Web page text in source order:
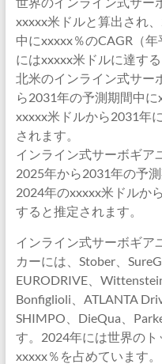
xxxxx米ドルと算出され
中にxxxxx％のCAGR（
にはxxxxx米ドルに達す
北米のインライン式サー
ら2031年の予測期間中
xxxxx米ドルから2031年
されます。
インライン式サーボギア
2025年から2031年の予
2024年のxxxxx米ドルか
すると推定されます。
インライン式サーボギア
カーには、Stober、
EURODRIVE、
Bonfiglioli、ATLANTA
SHIMPO、DieQua、
す。2024年には世界の
xxxxx％を占めています。